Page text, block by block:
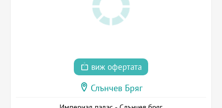
виж офертата
Слънчев Бряг